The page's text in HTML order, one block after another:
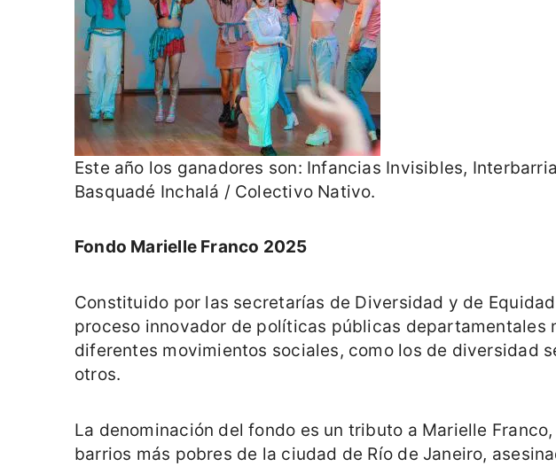
Este año los ganadores son: Infancias Invisibles,
Basquadé Inchalá / Colectivo Nativo.
Fondo Marielle Franco 2025
Constituido por las secretarías de Diversidad y de
proceso innovador de políticas públicas
diferentes movimientos sociales, como los de diversidad
otros.
La denominación del fondo es un tributo a Marielle
barrios más pobres de la ciudad de Río de Janeiro,